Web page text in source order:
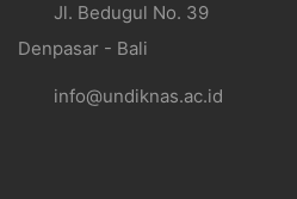
Jl. Bedugul No. 39
Denpasar - Bali
info@undiknas.ac.id